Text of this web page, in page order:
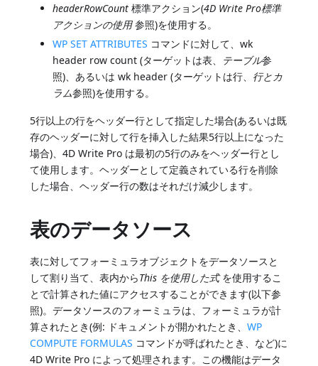
headerRowCount 標準アクション(4D Write Pro標準
アクションの使用参照)を使用する。
WP SET ATTRIBUTES コマンドに対して、wk
header row count (ターゲットは表、 テーブル参
照)、あるいは wk header (ターゲットは行、 行とカ
ラム参照)を使用する。
5行以上の行をヘッダー行として指定した場合(あるいは既
存のヘッダーに対して行を挿入した結果5行以上になった
場合)、4D Write Pro は最初の5行のみをヘッダー行とし
て使用します。ヘッダーとして定義されている行を削除
した場合、ヘッダー行の数はそれだけ減少します。
表のデータソース
表に対してフォーミュラオブジェクトをデータソースと
して割り当て、表内からThis を使用した式を使用するこ
とで計算された値にアクセスすることができます(以下参
照)。データソースのフォーミュラは、フォーミュラが計
算されたとき(例: ドキュメントが開かれたとき、WP
COMPUTE FORMULAS コマンドが呼ばれたとき、など)に
4D Write Pro によって処理されます。この機能はデータ